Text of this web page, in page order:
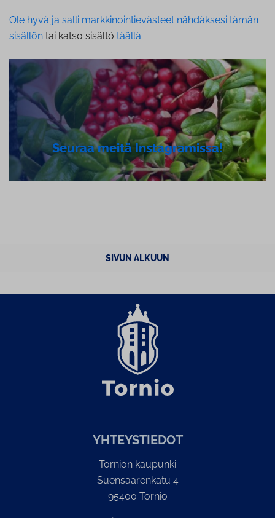
Ole hyvä ja salli markkinointievästeet nähdäksesi tämän
sisällön tai katso sisältö täällä.
Seuraa meitä Ins­tagra­mis­sa!
SIVUN ALKUUN
YH­TEYS­TIE­DOT
Tornion kaupunki
Suensaarenkatu 4
95400 Tornio